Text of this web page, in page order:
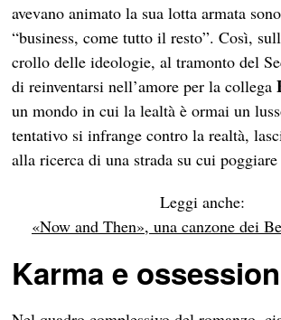
avevano animato la sua lotta armata
“business, come tutto il resto”. Così,
crollo delle ideologie, al tramonto del
di reinventarsi nell’amore per la collega
un mondo in cui la lealtà è ormai un
tentativo si infrange contro la realtà,
alla ricerca di una strada su cui
Leggi anche:
«Now and Then», una canzone dei
Karma e